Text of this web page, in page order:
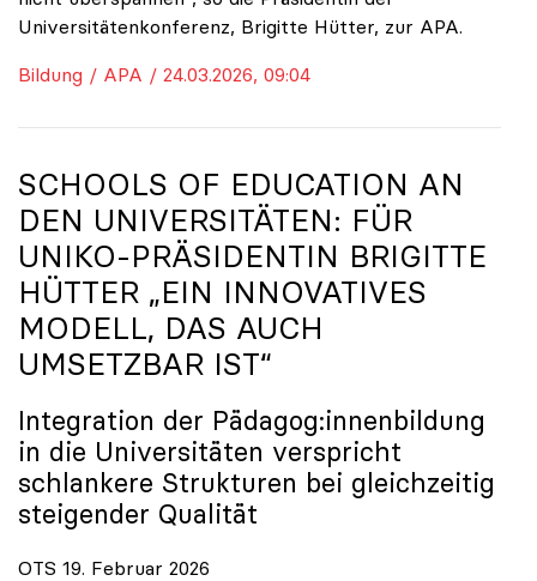
Universitätenkonferenz, Brigitte Hütter, zur APA.
Bildung / APA / 24.03.2026, 09:04
SCHOOLS OF EDUCATION AN
DEN UNIVERSITÄTEN: FÜR
UNIKO-PRÄSIDENTIN BRIGITTE
HÜTTER „EIN INNOVATIVES
MODELL, DAS AUCH
UMSETZBAR IST“
Integration der Pädagog:innenbildung
in die Universitäten verspricht
schlankere Strukturen bei gleichzeitig
steigender Qualität
OTS 19. Februar 2026